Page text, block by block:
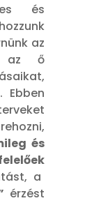
és
az
az ő
Ebben
és
őek
a
érzést